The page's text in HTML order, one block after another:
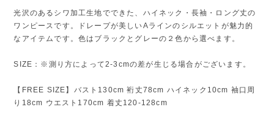
光沢のあるシワ加工生地でできた、ハイネック・長袖・ロング丈の
ワンピースです。ドレープが美しいAラインのシルエットが魅力的
なアイテムです。色はブラックとグレーの２色から選べます。
SIZE：※測り方によって2-3cmの差が生じる場合がございます。
【FREE SIZE】バスト130cm 裄丈78cm ハイネック10cm 袖口周
り18cm ウエスト170cm 着丈120-128cm